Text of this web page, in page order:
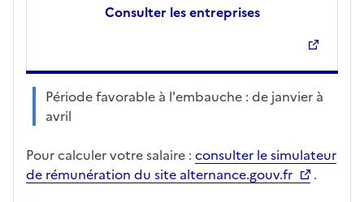
Consulter les entreprises
Période favorable à l'embauche : de janvier à
avril
Pour calculer votre salaire : consulter le simulateur
de rémunération du site alternance.gouv.fr
.